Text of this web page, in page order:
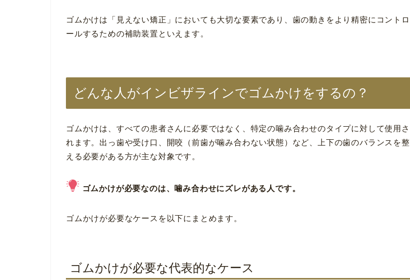
ゴムかけは「見えない矯正」においても大切な要素であり、歯の動きをより精密にコントロ
ールするための補助装置といえます。
どんな人がインビザラインでゴムかけをするの？
ゴムかけは、すべての患者さんに必要ではなく、特定の噛み合わせのタイプに対して使用さ
れます。出っ歯や受け口、開咬（前歯が噛み合わない状態）など、上下の歯のバランスを整
える必要がある方が主な対象です。
ゴムかけが必要なのは、噛み合わせにズレがある人です。
ゴムかけが必要なケースを以下にまとめます。
ゴムかけが必要な代表的なケース